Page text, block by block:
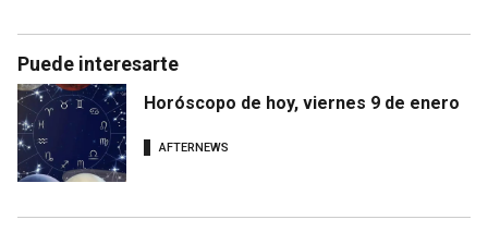
Puede interesarte
Horóscopo de hoy, viernes 9 de enero
AFTERNEWS